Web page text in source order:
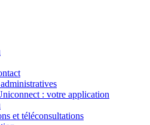
: votre application
et téléconsultations